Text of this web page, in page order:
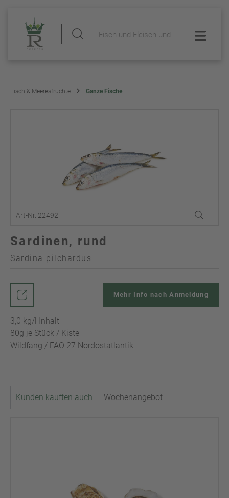
Fisch & Meeresfrüchte Ganze Fische
Art-Nr. 22492
Sardinen, rund
Sardina pilchardus
3,0 kg/l Inhalt
80g je Stück / Kiste
Wildfang / FAO 27 Nordostatlantik
Mehr Info nach Anmeldung
Kunden kauften auch Wochenangebot